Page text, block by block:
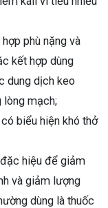
phù nặng và
kết hợp dùng
dung dịch keo
lòng mạch;
biểu hiện khó thở
hiệu để giảm
và giảm lượng
dùng là thuốc